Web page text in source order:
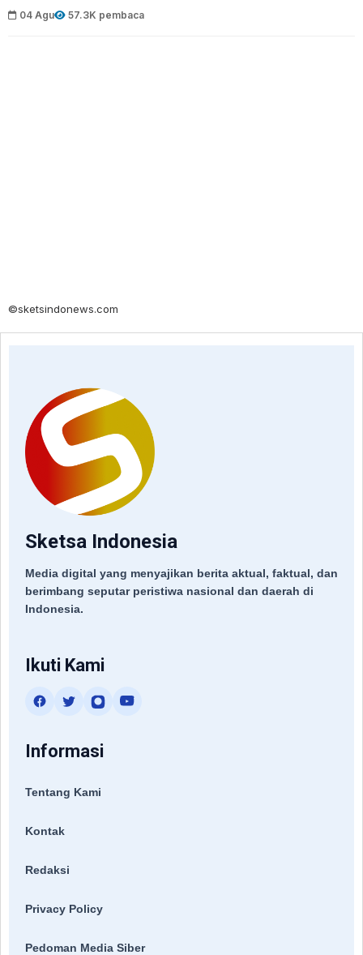
04 Agu 57.3K pembaca
©sketsindonews.com
Sketsa Indonesia
Media digital yang menyajikan berita aktual, faktual, dan
berimbang seputar peristiwa nasional dan daerah di
Indonesia.
Ikuti Kami
Informasi
Tentang Kami
Kontak
Redaksi
Privacy Policy
Pedoman Media Siber